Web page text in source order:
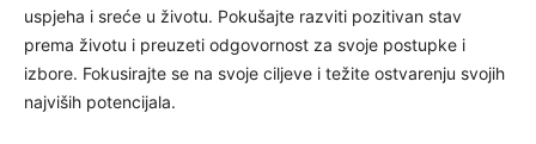
uspjeha i sreće u životu. Pokušajte razviti pozitivan stav
prema životu i preuzeti odgovornost za svoje postupke i
izbore. Fokusirajte se na svoje ciljeve i težite ostvarenju svojih
najviših potencijala.